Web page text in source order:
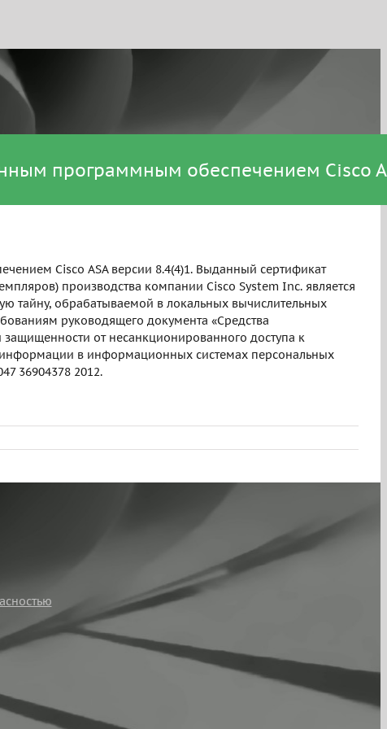
программным обеспечением Cisco
Cisco ASA версии 8.4(4)1. Выданный сертификат
производства компании Cisco System Inc. является
тайну, обрабатываемой в локальных вычислительных
руководящего документа «Средства
от несанкционированного доступа к
информации в информационных системах персональных
36904378 2012.